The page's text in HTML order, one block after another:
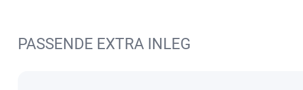
PASSENDE EXTRA INLEG